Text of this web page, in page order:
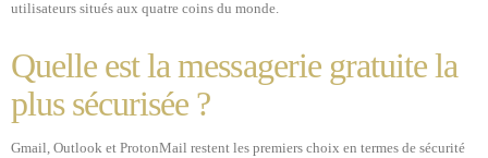
utilisateurs situés aux quatre coins du monde.
Quelle est la messagerie gratuite la
plus sécurisée ?
Gmail, Outlook et ProtonMail restent les premiers choix en termes de sécurité